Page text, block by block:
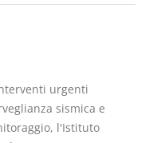
urgenti
sismica e
l'Istituto